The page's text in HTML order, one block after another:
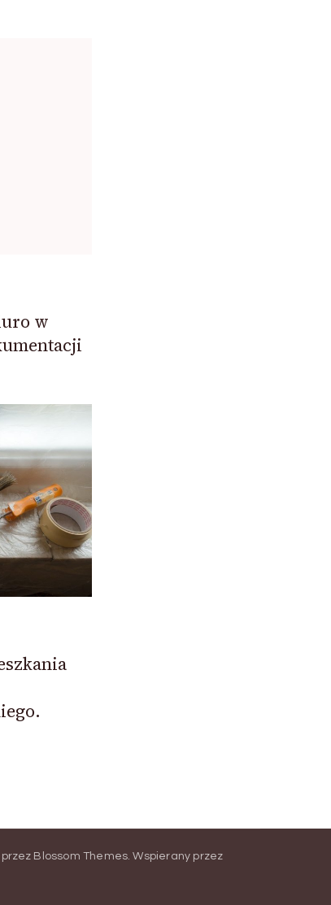
w
przez Blossom Themes. Wspierany przez